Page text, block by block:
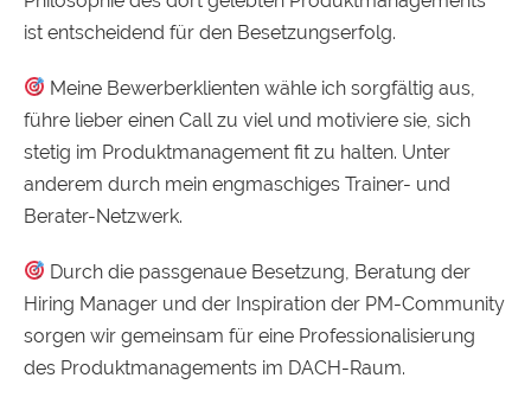
ist entscheidend für den Besetzungserfolg.
Meine Bewerberklienten wähle ich sorgfältig aus,
führe lieber einen Call zu viel und motiviere sie, sich
stetig im Produktmanagement fit zu halten. Unter
anderem durch mein engmaschiges Trainer- und
Berater-Netzwerk.
Durch die passgenaue Besetzung, Beratung der
Hiring Manager und der Inspiration der PM-Community
sorgen wir gemeinsam für eine Professionalisierung
des Produktmanagements im DACH-Raum.